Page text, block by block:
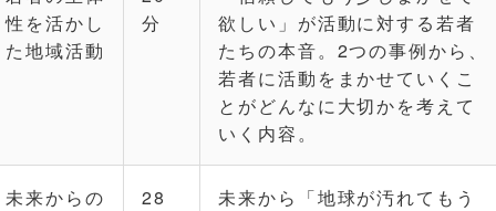
性を活かし
た地域活動
分
欲しい」が活動に対する若者
たちの本音。2つの事例から、
若者に活動をまかせていくこ
とがどんなに大切かを考えて
いく内容。
未来からの
28
未来から「地球が汚れてもう